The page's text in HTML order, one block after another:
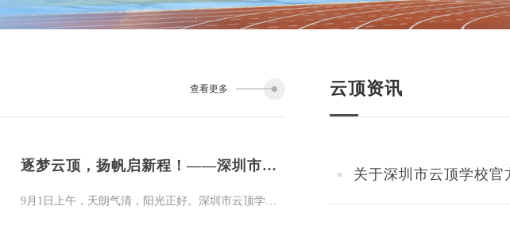
查看更多
逐梦云顶，扬帆启新程！——深圳市云顶学校2025年秋季开学典礼
云顶资讯
关于深圳市云顶学校官